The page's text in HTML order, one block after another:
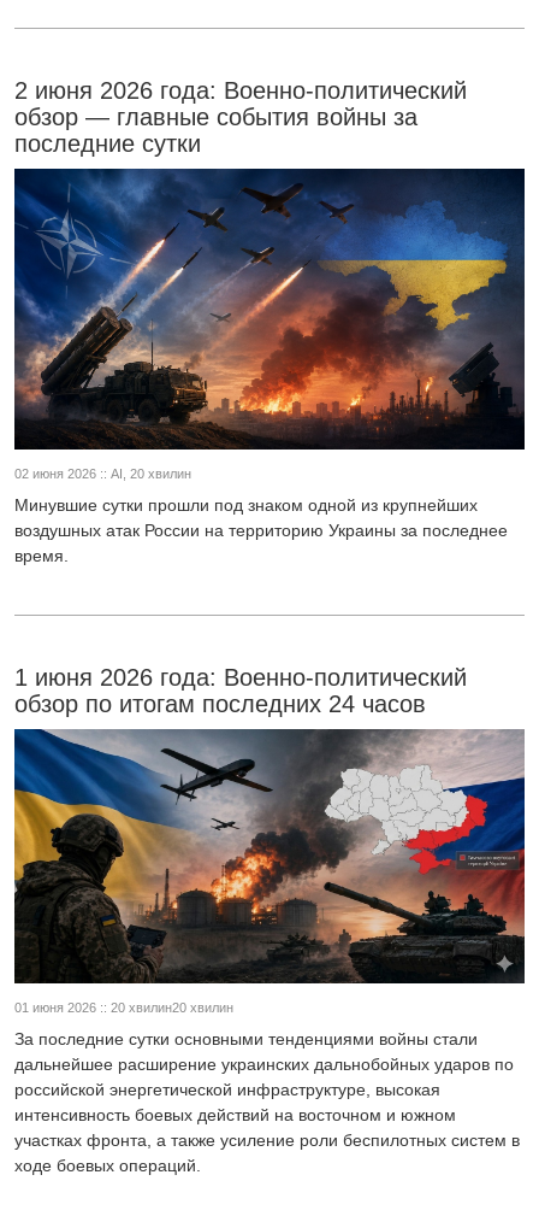
2 июня 2026 года: Военно-политический
обзор — главные события войны за
последние сутки
02 июня 2026 :: AI, 20 хвилин
Минувшие сутки прошли под знаком одной из крупнейших
воздушных атак России на территорию Украины за последнее
время.
1 июня 2026 года: Военно-политический
обзор по итогам последних 24 часов
01 июня 2026 :: 20 хвилин20 хвилин
За последние сутки основными тенденциями войны стали
дальнейшее расширение украинских дальнобойных ударов по
российской энергетической инфраструктуре, высокая
интенсивность боевых действий на восточном и южном
участках фронта, а также усиление роли беспилотных систем в
ходе боевых операций.